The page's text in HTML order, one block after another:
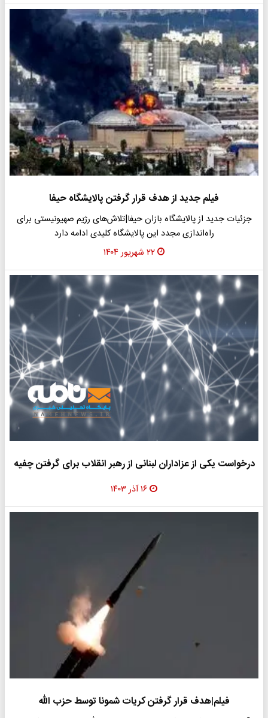
فیلم جدید از هدف قرار گرفتن پالایشگاه حیفا
جزئیات جدید از پالایشگاه بازان حیفا|تلاش‌های رژیم صهیونیستی برای
راه‌اندازی مجدد این پالایشگاه کلیدی ادامه دارد
۲۲ شهریور ۱۴۰۴
درخواست یکی از عزاداران لبنانی از رهبر انقلاب برای گرفتن چفیه
۱۶ آذر ۱۴۰۳
فیلم|هدف قرار گرفتن کریات شمونا توسط حزب الله